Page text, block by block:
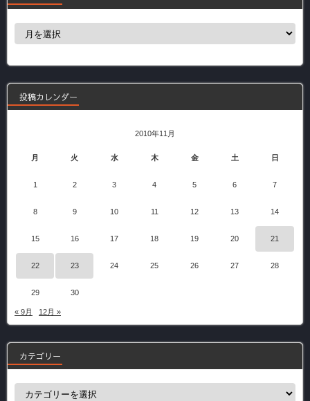
過
事
投稿カレンダー
2010年11月
月 火 水 木 金 土 日
1 2 3 4 5 6 7
8 9 10 11 12 13 14
15 16 17 18 19 20 21
22 23 24 25 26 27 28
29 30
« 9月 12月 »
カテゴリー
カ